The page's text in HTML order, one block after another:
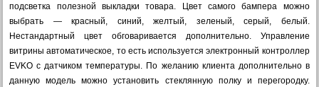
подсветка полезной выкладки товара. Цвет самого бампера можно
выбрать — красный, синий, желтый, зеленый, серый, белый.
Нестандартный цвет обговаривается дополнительно. Управление
витрины автоматическое, то есть используется электронный контроллер
EVKO с датчиком температуры. По желанию клиента дополнительно в
данную модель можно установить стеклянную полку и перегородку.